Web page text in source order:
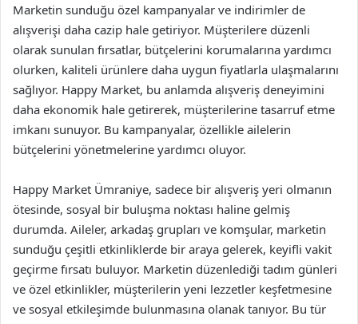
Marketin sunduğu özel kampanyalar ve indirimler de
alışverişi daha cazip hale getiriyor. Müşterilere düzenli
olarak sunulan fırsatlar, bütçelerini korumalarına yardımcı
olurken, kaliteli ürünlere daha uygun fiyatlarla ulaşmalarını
sağlıyor. Happy Market, bu anlamda alışveriş deneyimini
daha ekonomik hale getirerek, müşterilerine tasarruf etme
imkanı sunuyor. Bu kampanyalar, özellikle ailelerin
bütçelerini yönetmelerine yardımcı oluyor.
Happy Market Ümraniye, sadece bir alışveriş yeri olmanın
ötesinde, sosyal bir buluşma noktası haline gelmiş
durumda. Aileler, arkadaş grupları ve komşular, marketin
sunduğu çeşitli etkinliklerde bir araya gelerek, keyifli vakit
geçirme fırsatı buluyor. Marketin düzenlediği tadım günleri
ve özel etkinlikler, müşterilerin yeni lezzetler keşfetmesine
ve sosyal etkileşimde bulunmasına olanak tanıyor. Bu tür